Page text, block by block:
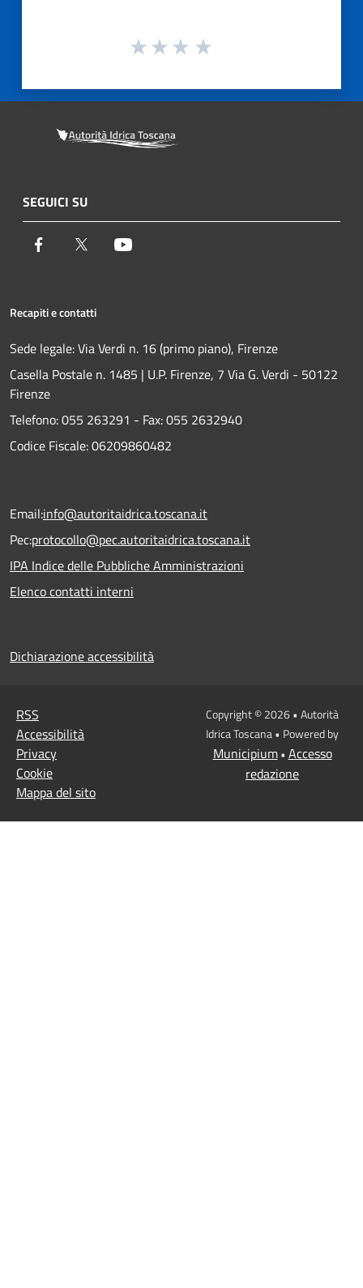
SEGUICI SU
Facebook Twitter
Recapiti e contatti
Sede legale: Via Verdi n. 16 (primo piano), Firenze
Casella Postale n. 1485 | U.P. Firenze, 7 Via G. Verdi - 50122
Firenze
Telefono:055 263291 - Fax:055 2632940
Codice Fiscale: 06209860482
Email:info@autoritaidrica.toscana.it
Pec:protocollo@pec.autoritaidrica.toscana.it
IPA Indice delle Pubbliche Amministrazioni
Elenco contatti interni
Dichiarazione accessibilità
RSS
Accessibilità
Privacy
Cookie
Mappa del sito
Copyright © 2026 • Autorità
Idrica Toscana • Powered by
Municipium• Accesso
redazione